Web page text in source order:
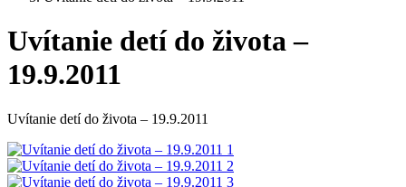
Uvítanie detí do života –
19.9.2011
Uvítanie detí do života – 19.9.2011